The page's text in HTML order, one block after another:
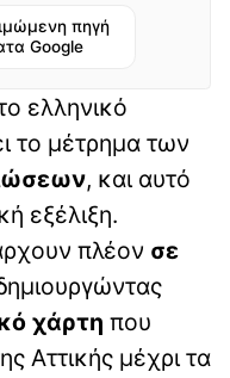
πηγή
Google
ελληνικό
το μέτρημα των
, και αυτό
εξέλιξη.
πλέον σε
χάρτη που
Αττικής μέχρι τα